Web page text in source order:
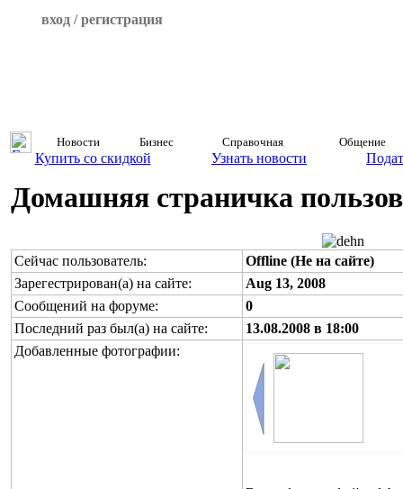
вход / регистрация
Новости Бизнес Справочная Общение
Купить со скидкой Узнать новости
Домашняя страничка
Сейчас пользователь:
Offline (Не на сайте)
Зарегестрирован(а) на сайте:
Aug 13, 2008
Сообщений на форуме:
0
Последний раз был(а) на сайте:
13.08.2008 в 18:00
Добавленные фотографии: